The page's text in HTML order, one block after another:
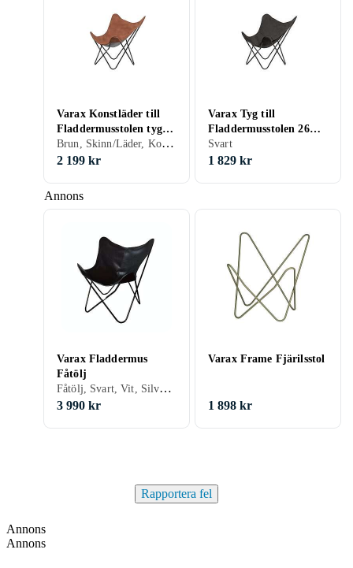
Annons
Varax Konstläder till
Fladdermusstolen tyg
33A brun 0308-033A Brun, Skinn/Läder, Konstläder
2 199 kr
Varax Tyg till
Fladdermusstolen 26A
svart 0308-026A
Svart
1 829 kr
Varax Fladdermus
Fåtölj
Fåtölj, Svart, Vit, Silver, Grå, Grön, Wenge, Cognac, Skinn/Läder, Konstläder
3 990 kr
Varax Frame Fjärilsstol
1 898 kr
Rapportera fel
Annons
Annons